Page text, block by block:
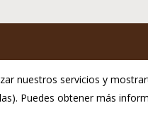
C.P.E. de
Pol. Ind. La
nuestros servicios y
Puedes obtener más